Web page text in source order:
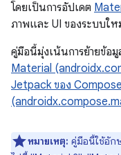
โดยเป็นการอัปเดต
ภาพและ UI ของระบบใ
คู่มือนี้มุ่งเน้นการย้ายข้อมู
Material
Jetpack ของ
หมายเหตุ: คู่มือนี้ใช้อัก